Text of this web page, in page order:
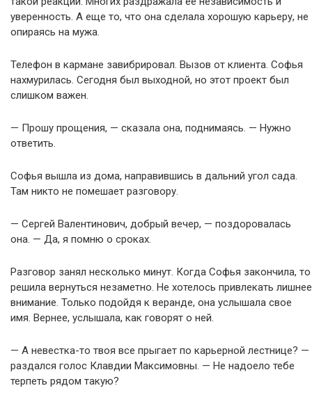
уверенность. А еще то, что она сделала хорошую карьеру, не
опираясь на мужа.
Телефон в кармане завибрировал. Вызов от клиента. Софья
нахмурилась. Сегодня был выходной, но этот проект был
слишком важен.
— Прошу прощения, — сказала она, поднимаясь. — Нужно
ответить.
Софья вышла из дома, направившись в дальний угол сада.
Там никто не помешает разговору.
— Сергей Валентинович, добрый вечер, — поздоровалась
она. — Да, я помню о сроках.
Разговор занял несколько минут. Когда Софья закончила, то
решила вернуться незаметно. Не хотелось привлекать лишнее
внимание. Только подойдя к веранде, она услышала свое
имя. Вернее, услышала, как говорят о ней.
— А невестка-то твоя все прыгает по карьерной лестнице? —
раздался голос Клавдии Максимовны. — Не надоело тебе
терпеть рядом такую?